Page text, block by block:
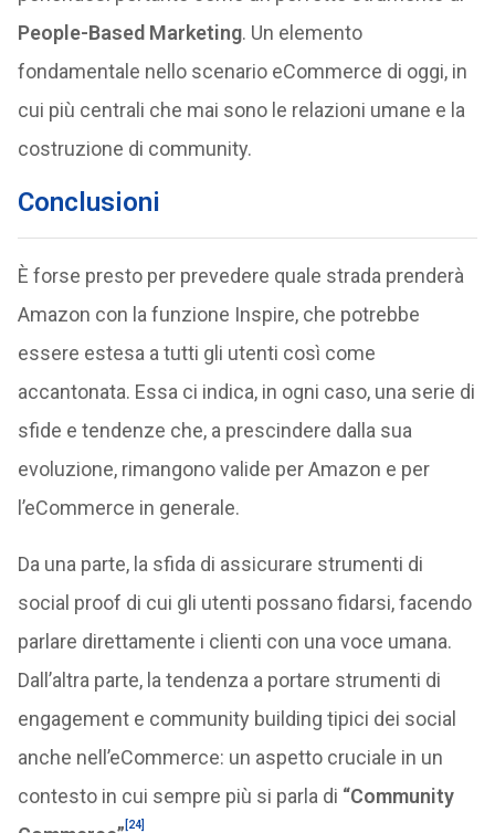
People-Based Marketing. Un elemento
fondamentale nello scenario eCommerce di oggi, in
cui più centrali che mai sono le relazioni umane e la
costruzione di community.
Conclusioni
È forse presto per prevedere quale strada prenderà
Amazon con la funzione Inspire, che potrebbe
essere estesa a tutti gli utenti così come
accantonata. Essa ci indica, in ogni caso, una serie di
sfide e tendenze che, a prescindere dalla sua
evoluzione, rimangono valide per Amazon e per
l’eCommerce in generale.
Da una parte, la sfida di assicurare strumenti di
social proof di cui gli utenti possano fidarsi, facendo
parlare direttamente i clienti con una voce umana.
Dall’altra parte, la tendenza a portare strumenti di
engagement e community building tipici dei social
anche nell’eCommerce: un aspetto cruciale in un
contesto in cui sempre più si parla di “Community
[24]